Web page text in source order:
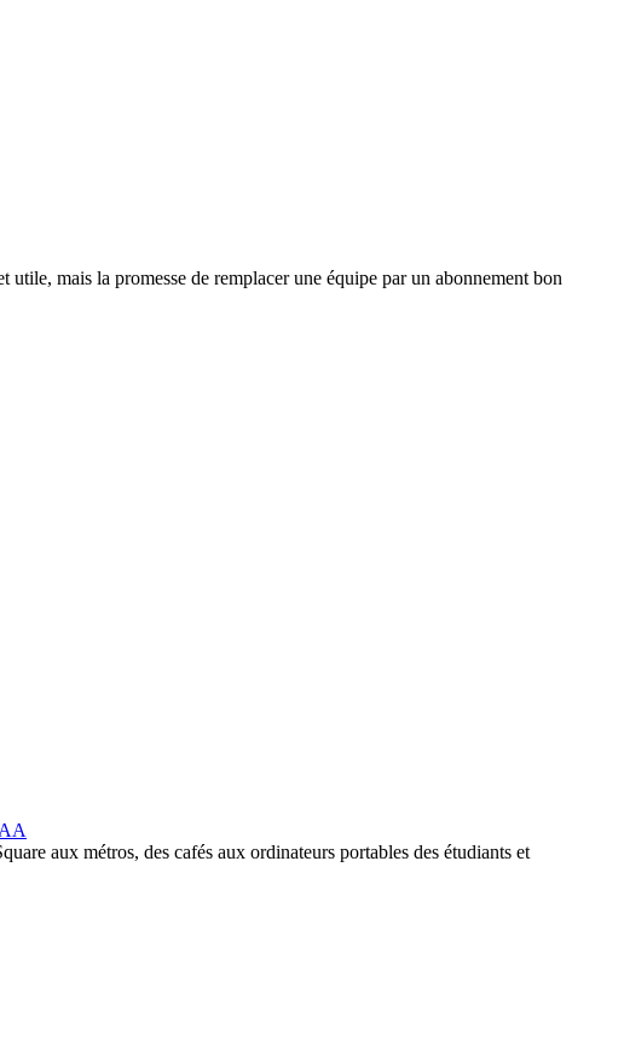
mais la promesse de remplacer une équipe par un abonnement bon
aux métros, des cafés aux ordinateurs portables des étudiants et